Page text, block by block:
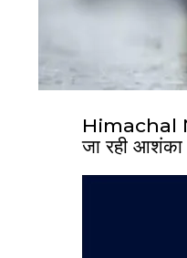
Himachal
जा रही आशंका